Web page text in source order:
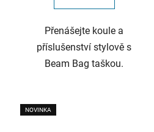
Přenášejte koule a
příslušenství stylově s
Beam Bag taškou.
NOVINKA